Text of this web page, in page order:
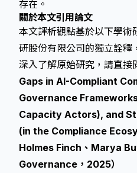
存在。
關於本文引用論文
本文評析觀點基於以下學術
研股份有限公司的獨立詮釋
深入了解原始研究，請直接
Gaps in AI-Compliant
Governance
Capacity Actors), and
(in the Compliance
Holmes Finch、Marya
Governance，2025）